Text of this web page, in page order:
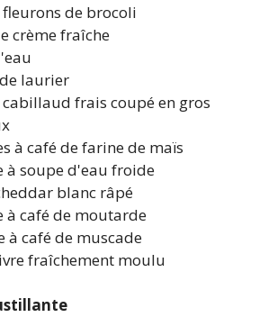
fleurons de brocoli
crème fraîche
laurier
cabillaud frais coupé en gros
à café de farine de maïs
à soupe d'eau froide
blanc râpé
à café de moutarde
à café de muscade
fraîchement moulu